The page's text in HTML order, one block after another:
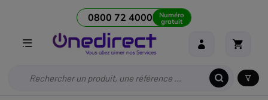
0800 72 4000 Numéro
gratuit